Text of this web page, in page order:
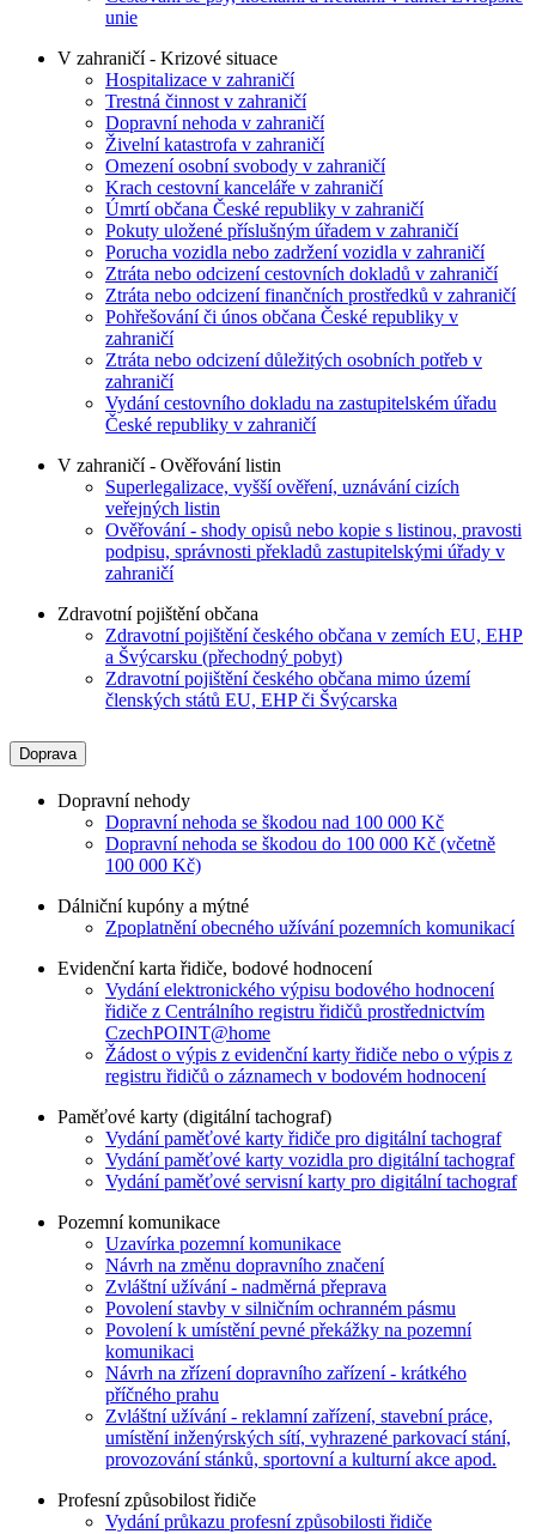
unie
V zahraničí - Krizové situace
Hospitalizace v zahraničí
Trestná činnost v zahraničí
Dopravní nehoda v zahraničí
Živelní katastrofa v zahraničí
Omezení osobní svobody v zahraničí
Krach cestovní kanceláře v zahraničí
Úmrtí občana České republiky v zahraničí
Pokuty uložené příslušným úřadem v zahraničí
Porucha vozidla nebo zadržení vozidla v zahraničí
Ztráta nebo odcizení cestovních dokladů v zahraničí
Ztráta nebo odcizení finančních prostředků v zahraničí
Pohřešování či únos občana České republiky v
zahraničí
Ztráta nebo odcizení důležitých osobních potřeb v
zahraničí
Vydání cestovního dokladu na zastupitelském úřadu
České republiky v zahraničí
V zahraničí - Ověřování listin
Superlegalizace, vyšší ověření, uznávání cizích
veřejných listin
Ověřování - shody opisů nebo kopie s listinou, pravosti
podpisu, správnosti překladů zastupitelskými úřady v
zahraničí
Zdravotní pojištění občana
Zdravotní pojištění českého občana v zemích EU, EHP
a Švýcarsku (přechodný pobyt)
Zdravotní pojištění českého občana mimo území
členských států EU, EHP či Švýcarska
Doprava
Dopravní nehody
Dopravní nehoda se škodou nad 100 000 Kč
Dopravní nehoda se škodou do 100 000 Kč (včetně
100 000 Kč)
Dálniční kupóny a mýtné
Zpoplatnění obecného užívání pozemních komunikací
Evidenční karta řidiče, bodové hodnocení
Vydání elektronického výpisu bodového hodnocení
řidiče z Centrálního registru řidičů prostřednictvím
CzechPOINT@home
Žádost o výpis z evidenční karty řidiče nebo o výpis z
registru řidičů o záznamech v bodovém hodnocení
Paměťové karty (digitální tachograf)
Vydání paměťové karty řidiče pro digitální tachograf
Vydání paměťové karty vozidla pro digitální tachograf
Vydání paměťové servisní karty pro digitální tachograf
Pozemní komunikace
Uzavírka pozemní komunikace
Návrh na změnu dopravního značení
Zvláštní užívání - nadměrná přeprava
Povolení stavby v silničním ochranném pásmu
Povolení k umístění pevné překážky na pozemní
komunikaci
Návrh na zřízení dopravního zařízení - krátkého
příčného prahu
Zvláštní užívání - reklamní zařízení, stavební práce,
umístění inženýrských sítí, vyhrazené parkovací stání,
provozování stánků, sportovní a kulturní akce apod.
Profesní způsobilost řidiče
Vydání průkazu profesní způsobilosti řidiče